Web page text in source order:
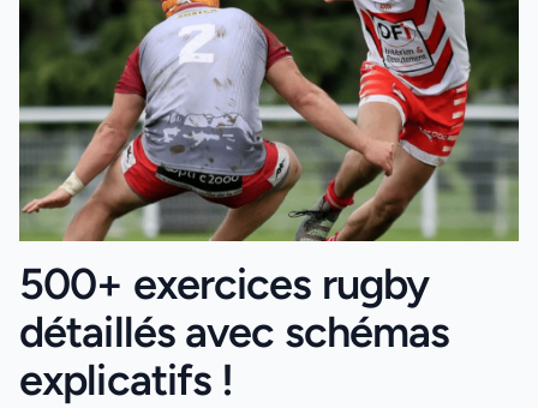
500+ exercices rugby
détaillés avec schémas
explicatifs !